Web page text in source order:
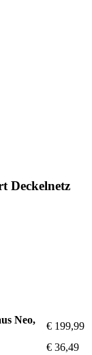
Deckelnetz
Neo,
€ 199,99
€ 36,49